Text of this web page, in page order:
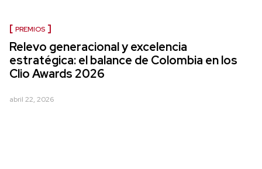
PREMIOS
Relevo generacional y excelencia
estratégica: el balance de Colombia en los
Clio Awards 2026
abril 22, 2026